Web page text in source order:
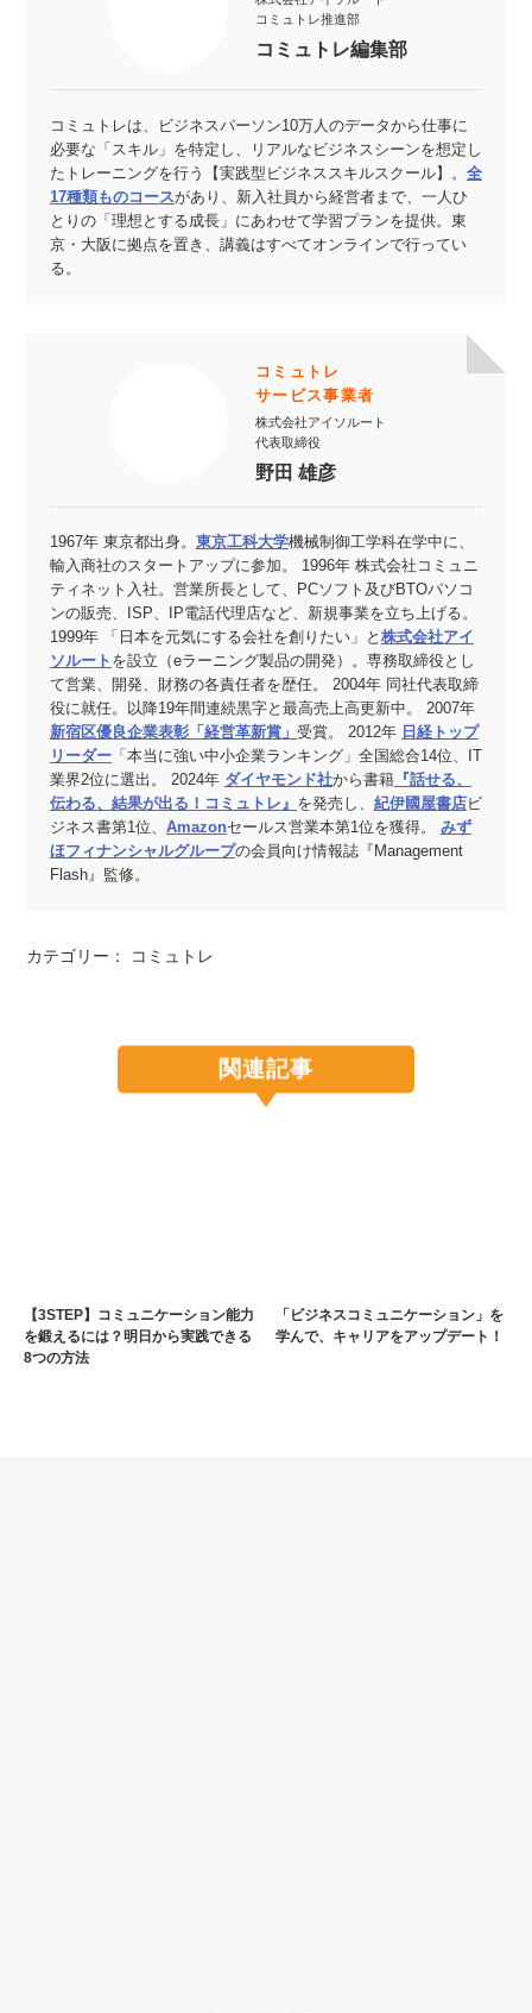
コミュトレ推進部
コミュトレ編集部
コミュトレは、ビジネスパーソン10万人のデータから仕事に
必要な「スキル」を特定し、リアルなビジネスシーンを想定し
たトレーニングを行う【実践型ビジネススキルスクール】。 全
17種類ものコースがあり、新入社員から経営者まで、一人ひ
とりの「理想とする成長」にあわせて学習プランを提供。東
京・大阪に拠点を置き、講義はすべてオンラインで行ってい
る。
コミュトレ
サービス事業者
株式会社アイソルート
代表取締役
野田 雄彦
1967年 東京都出身。 東京工科大学機械制御工学科在学中に、
輸入商社のスタートアップに参加。 1996年 株式会社コミュニ
ティネット入社。営業所長として、PCソフト及びBTOパソコ
ンの販売、ISP、IP電話代理店など、新規事業を立ち上げる。
1999年 「日本を元気にする会社を創りたい」と 株式会社アイ
ソルート を設立（eラーニング製品の開発）。専務取締役とし
て営業、開発、財務の各責任者を歴任。 2004年 同社代表取締
役に就任。以降19年間連続黒字と最高売上高更新中。 2007年
新宿区優良企業表彰「経営革新賞」 受賞。 2012年 日経トップ
リーダー「本当に強い中小企業ランキング」全国総合14位、IT
業界2位に選出。 2024年 ダイヤモンド社から書籍『話せる、
伝わる、結果が出る！コミュトレ』 を発売し、 紀伊國屋書店ビ
ジネス書第1位、 Amazonセールス営業本第1位を獲得。 みず
ほフィナンシャルグループの会員向け情報誌『Management
Flash』監修。
カテゴリー： コミュトレ
関連記事
【3STEP】コミュニケーション能力
を鍛えるには？明日から実践できる
8つの方法
「ビジネスコミュニケーション」を
学んで、キャリアをアップデート！